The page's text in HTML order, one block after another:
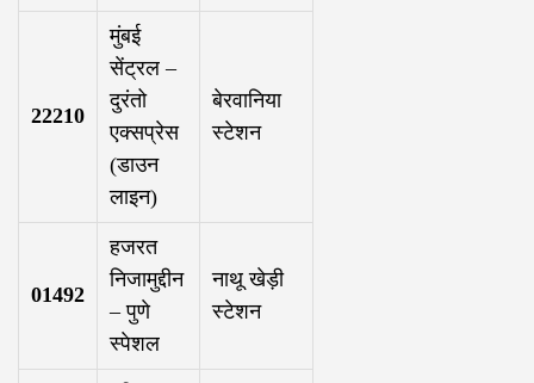
22210
मुंबई
सेंट्रल –
दुरंतो
एक्सप्रेस
(डाउन
लाइन)
बेरवानिया
स्टेशन
01492
हजरत
निजामुद्दीन
– पुणे
स्पेशल
नाथू खेड़ी
स्टेशन